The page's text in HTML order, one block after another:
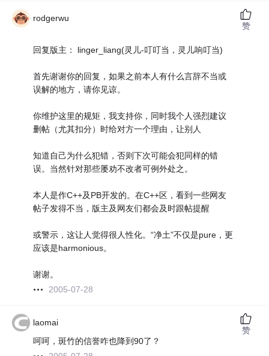
rodgerwu
回复版主： linger_liang(灵儿-叮叮当，灵儿响叮当)
首先谢谢你的回复，如果之前本人有什么言辞不当或
误解的地方，请你见谅。
你维护这里的规矩，我支持你，同时我个人强烈建议
删帖（尤其扣分）时给对方一个理由，让别人
知道自己为什么犯错，否则下次可能会犯同样的错
误。当然针对那些屡劝不改者可例外处之。
本人是作C++及PB开发的。在C++区，看到一些网友
帖子发得不当，版主及网友们都会及时跟帖提醒
或警示，这让人觉得很人性化。“净土”不仅是pure，更
应该是harmonious。
谢谢。
2005-07-28
赞
laomai
呵呵，斑竹的信誉咋也降到90了？
赞